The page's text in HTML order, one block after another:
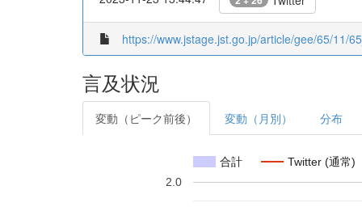
https://www.jstage.jst.go.jp/article/gee/65/11/
言及状況
変動（ピーク前後） 変動（月別） 分布
合計 Twitter (通常)
2.0